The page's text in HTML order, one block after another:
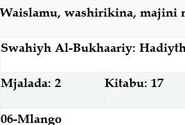
Waislamu, washirikina, majini
Swahiyh Al-Bukhaariy:
Mjalada: 2 Kitabu: 17
06-Mlango